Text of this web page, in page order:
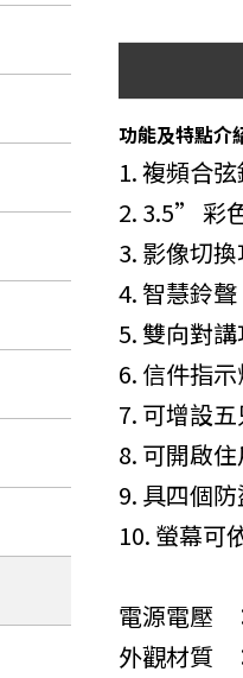
功能及特點介
1. 複頻合
2. 3.5” 彩
3. 影像切
4. 智慧鈴
5. 雙向對
6. 信件指
7. 可增設
8. 可開啟
9. 具四個
10. 螢幕可
電源電壓
外觀材質